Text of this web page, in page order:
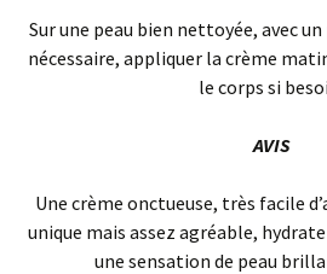
Sur une peau bien nettoyée, avec
nécessaire, appliquer la crème
le corps si
AVIS
Une crème onctueuse, très facile
unique mais assez agréable,
une sensation de peau